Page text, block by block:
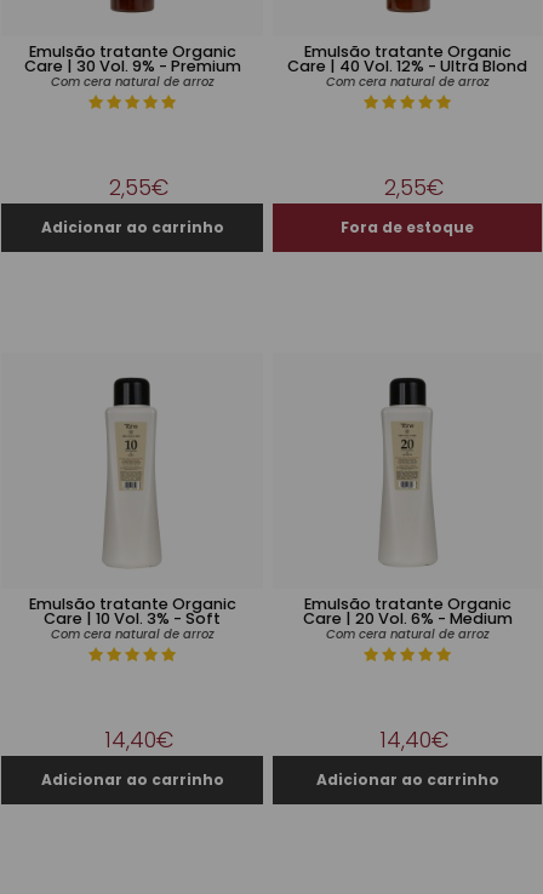
Emulsão tratante Organic
Care | 30 Vol. 9% - Premium
Com cera natural de arroz
2,55€
Emulsão tratante Organic
Care | 40 Vol. 12% - Ultra Blond
Com cera natural de arroz
2,55€
Emulsão tratante Organic
Care | 10 Vol. 3% - Soft
Com cera natural de arroz
14,40€
Emulsão tratante Organic
Care | 20 Vol. 6% - Medium
Com cera natural de arroz
14,40€